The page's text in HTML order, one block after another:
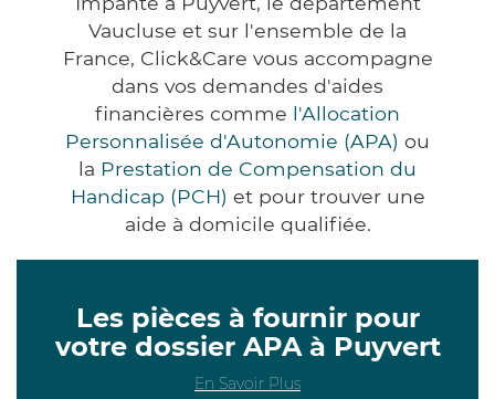
Vaucluse et sur l'ensemble de la
France, Click&Care vous accompagne
dans vos demandes d'aides
financières comme l'Allocation
Personnalisée d'Autonomie (APA) ou
la Prestation de Compensation du
Handicap (PCH) et pour trouver une
aide à domicile qualifiée.
Les pièces à fournir pour
votre dossier APA à Puyvert
En Savoir Plus